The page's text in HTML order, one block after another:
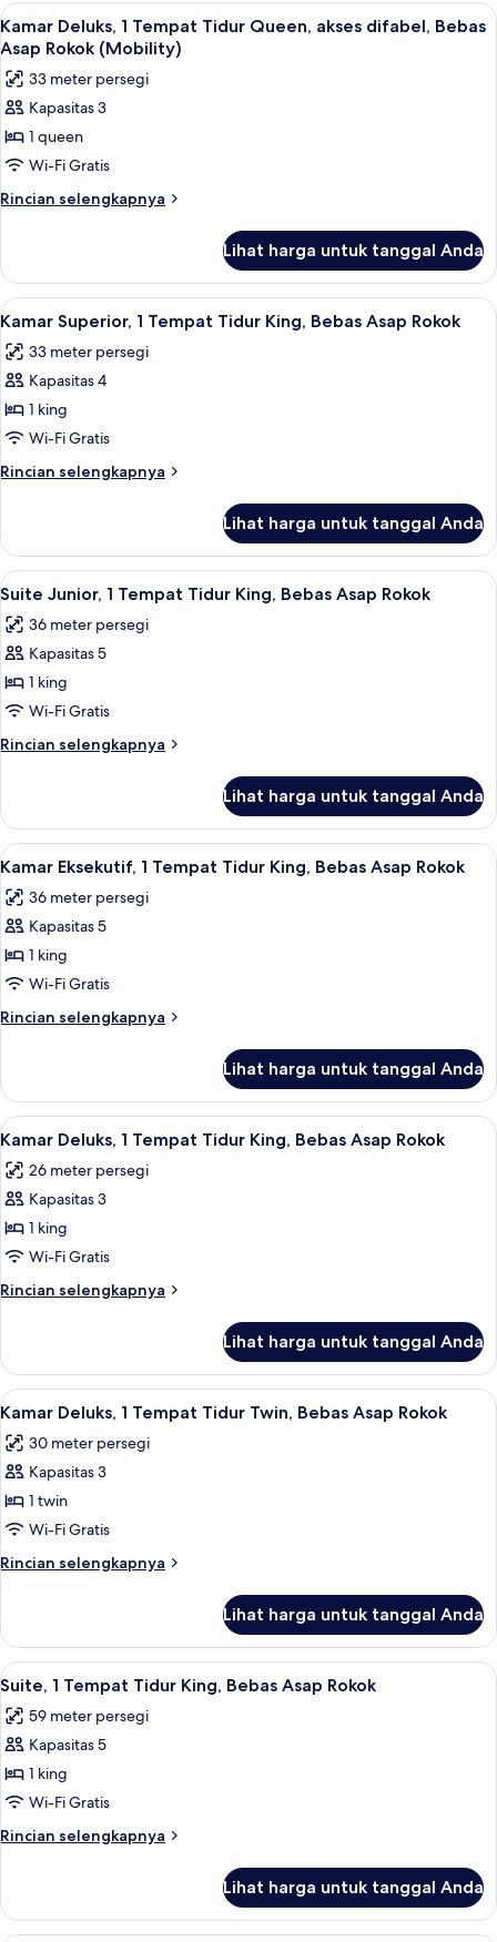
Lihat
semua
foto
untuk
Kamar
Deluks,
1
Tempat
akses
difabel,
Bebas
Asap
Rokok
(Mobility)
Kamar Deluks, 1 Tempat Tidur
5
Kamar Deluks, 1 Tempat Tidur Queen, akses difabel, Bebas
Asap Rokok (Mobility)
33 meter persegi
Kapasitas 3
1 queen
Wi-Fi Gratis
Rincian selengkapnya
Rincian
Kamar
Deluks,
1
Tidur
Queen,
difabel,
Bebas
Rokok
Lihat harga untuk tanggal Anda
Lihat
semua
foto
untuk
Kamar
Superior,
1
Tempat
King,
Bebas
Asap
Rokok
Kamar Superior, 1 Tempat Tidur
7
Kamar Superior, 1 Tempat Tidur King, Bebas Asap Rokok
33 meter persegi
Kapasitas 4
1 king
Wi-Fi Gratis
Rincian selengkapnya
Rincian
Kamar
Superior,
1
Tidur
King,
Asap
Rokok
Lihat harga untuk tanggal Anda
Lihat
semua
foto
untuk
Suite
Junior,
1
Tempat
King,
Bebas
Asap
Rokok
Suite Junior, 1 Tempat Tidur King,
5
Suite Junior, 1 Tempat Tidur King, Bebas Asap Rokok
36 meter persegi
Kapasitas 5
1 king
Wi-Fi Gratis
Rincian selengkapnya
Rincian
Suite
Junior,
1
Tidur
King,
Asap
Rokok
Lihat harga untuk tanggal Anda
Lihat
semua
foto
untuk
Kamar
Eksekutif,
1
Tempat
King,
Bebas
Asap
Rokok
Kamar Eksekutif, 1 Tempat Tidur
5
Kamar Eksekutif, 1 Tempat Tidur King, Bebas Asap Rokok
36 meter persegi
Kapasitas 5
1 king
Wi-Fi Gratis
Rincian selengkapnya
Rincian
Kamar
Eksekutif,
1
Tidur
King,
Asap
Rokok
Lihat harga untuk tanggal Anda
Lihat
semua
foto
untuk
Kamar
Deluks,
1
Tempat
King,
Bebas
Asap
Rokok
Kamar Deluks, 1 Tempat Tidur King,
6
Kamar Deluks, 1 Tempat Tidur King, Bebas Asap Rokok
26 meter persegi
Kapasitas 3
1 king
Wi-Fi Gratis
Rincian selengkapnya
Rincian
Kamar
Deluks,
1
Tidur
King,
Asap
Rokok
Lihat harga untuk tanggal Anda
Lihat
semua
foto
untuk
Kamar
Deluks,
1
Tempat
Twin,
Bebas
Asap
Rokok
Kamar Deluks, 1 Tempat Tidur Twin,
5
Kamar Deluks, 1 Tempat Tidur Twin, Bebas Asap Rokok
30 meter persegi
Kapasitas 3
1 twin
Wi-Fi Gratis
Rincian selengkapnya
Rincian
Kamar
Deluks,
1
Tidur
Twin,
Asap
Rokok
Lihat harga untuk tanggal Anda
Lihat
semua
foto
untuk
Suite,
1
Tempat
Tidur
Bebas
Asap
Suite, 1 Tempat Tidur King, Bebas
8
Suite, 1 Tempat Tidur King, Bebas Asap Rokok
59 meter persegi
Kapasitas 5
1 king
Wi-Fi Gratis
Rincian selengkapnya
Rincian
Suite,
Lihat harga untuk tanggal Anda